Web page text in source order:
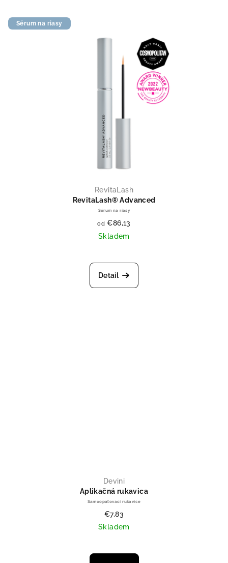
Sérum na riasy
RevitaLash
RevitaLash® Advanced
Sérum na riasy
od €86,13
Skladem
Detail
Devini
Aplikačná rukavica
Samoopaľovací rukavice
€7,83
Skladem